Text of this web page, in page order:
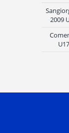
2009
U17